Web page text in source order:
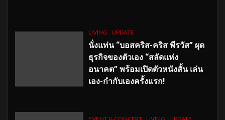
LIVING UPDATE
นั่งแท่น “บอสคริส-คริส พีรวัส” ผุด
ธุรกิจของตัวเอง “สลัดแห่ง
อนาคต” พร้อมเปิดตัวหนังสั้น เล่น
เอง-กำกับเองครั้งแรก!